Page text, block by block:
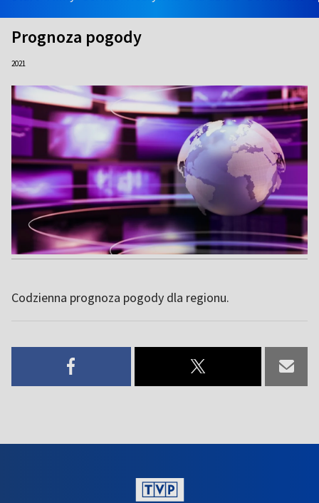
Prognoza pogody
2021
Codzienna prognoza pogody dla regionu.